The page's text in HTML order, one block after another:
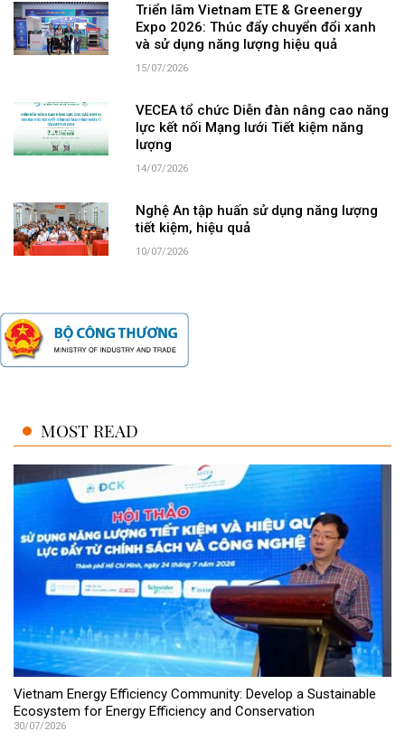
Triển lãm Vietnam ETE & Greenergy
Expo 2026: Thúc đẩy chuyển đổi xanh
và sử dụng năng lượng hiệu quả
15/07/2026
VECEA tổ chức Diễn đàn nâng cao năng
lực kết nối Mạng lưới Tiết kiệm năng
lượng
14/07/2026
Nghệ An tập huấn sử dụng năng lượng
tiết kiệm, hiệu quả
10/07/2026
MOST READ
Vietnam Energy Efficiency Community: Develop a Sustainable
Ecosystem for Energy Efficiency and Conservation
30/07/2026